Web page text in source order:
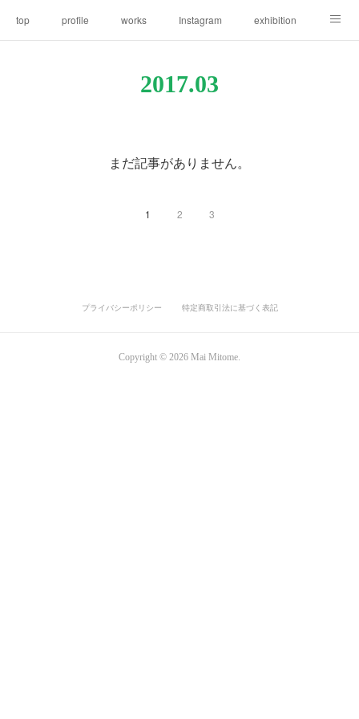
top profile works Instagram exhibition
2017.03
まだ記事がありません。
1 2 3
プライバシーポリシー 特定商取引法に基づく表記
Copyright © 2026 Mai Mitome.